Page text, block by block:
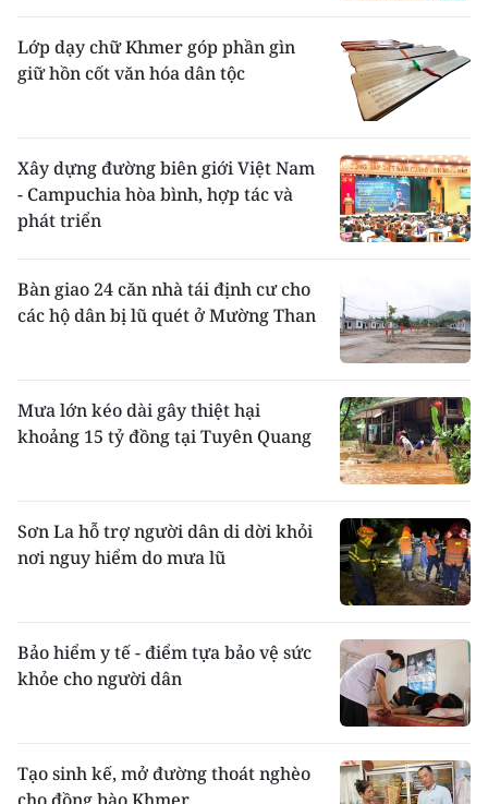
Lớp dạy chữ Khmer góp phần gìn
giữ hồn cốt văn hóa dân tộc
Xây dựng đường biên giới Việt Nam
- Campuchia hòa bình, hợp tác và
phát triển
Bàn giao 24 căn nhà tái định cư cho
các hộ dân bị lũ quét ở Mường Than
Mưa lớn kéo dài gây thiệt hại
khoảng 15 tỷ đồng tại Tuyên Quang
Sơn La hỗ trợ người dân di dời khỏi
nơi nguy hiểm do mưa lũ
Bảo hiểm y tế - điểm tựa bảo vệ sức
khỏe cho người dân
Tạo sinh kế, mở đường thoát nghèo